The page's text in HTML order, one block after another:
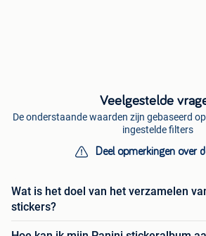
Veelgestelde
De onderstaande waarden zijn gebaseerd
ingestelde filters
Deel opmerkingen over
Wat is het doel van het verzamelen
stickers?